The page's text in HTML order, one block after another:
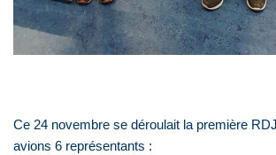
Ce 24 novembre se déroulait la première
avions 6 représentants :